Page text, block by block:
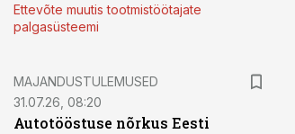
Ettevõte muutis tootmistöötajate
palgasüsteemi
MAJANDUSTULEMUSED
31.07.26, 08:20
Autotööstuse nõrkus Eesti